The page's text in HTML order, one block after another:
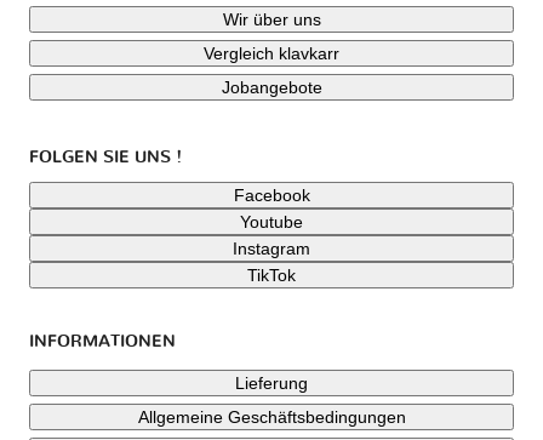
Wir über uns
Vergleich klavkarr
Jobangebote
FOLGEN SIE UNS !
Facebook
Youtube
Instagram
TikTok
INFORMATIONEN
Lieferung
Allgemeine Geschäftsbedingungen